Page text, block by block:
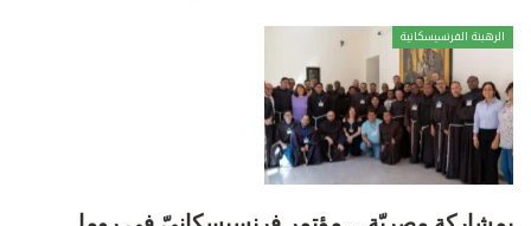
الرهبنة الفرنسيسكانية